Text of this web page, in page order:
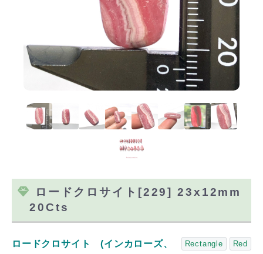
ロードクロサイト[229] 23x12mm
20Cts
Rectangle Red
ロードクロサイト (インカローズ、